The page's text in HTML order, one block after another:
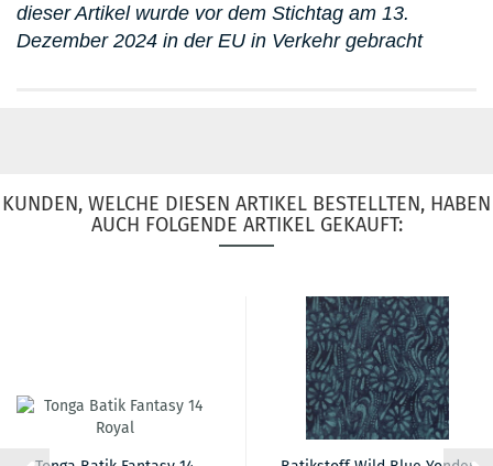
dieser Artikel wurde vor dem Stichtag am 13.
Dezember 2024 in der EU in Verkehr gebracht
KUNDEN, WELCHE DIESEN ARTIKEL BESTELLTEN, HABEN
AUCH FOLGENDE ARTIKEL GEKAUFT: